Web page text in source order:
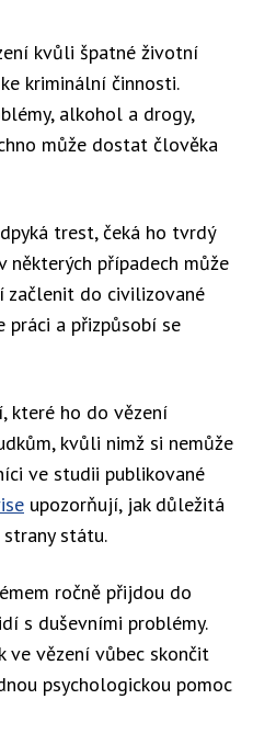
kvůli špatné životní
kriminální činnosti.
alkohol a drogy,
může dostat člověka
trest, čeká ho tvrdý
některých případech může
začlenit do civilizované
práci a přizpůsobí se
které ho do vězení
kvůli nimž si nemůže
ve studii publikované
upozorňují, jak důležitá
státu.
ročně přijdou do
s duševními problémy.
ve vězení vůbec skončit
psychologickou pomoc